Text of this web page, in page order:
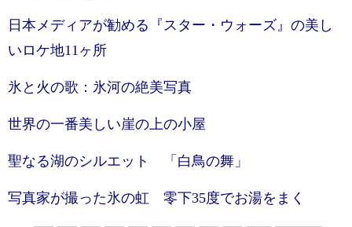
日本メディアが勧める『スター・ウォーズ』の美し
いロケ地11ヶ所
氷と火の歌：氷河の絶美写真
世界の一番美しい崖の上の小屋
聖なる湖のシルエット 「白鳥の舞」
写真家が撮った氷の虹 零下35度でお湯をまく